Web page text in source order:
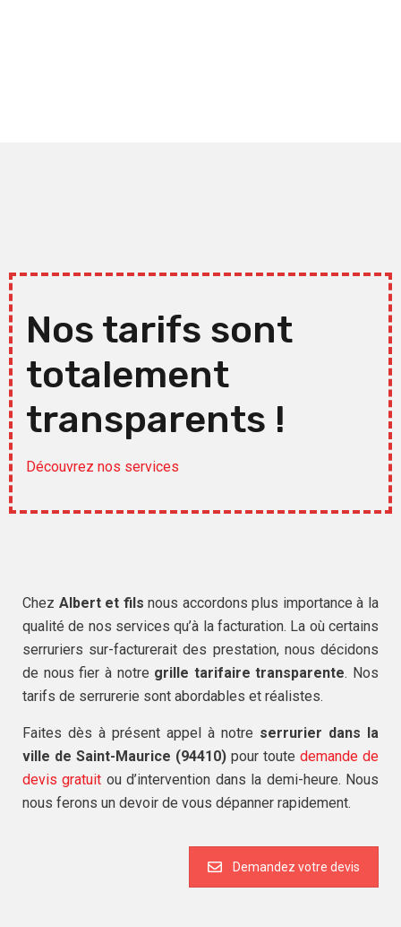
Nos tarifs sont
totalement
transparents !
Découvrez nos services
Chez Albert et fils nous accordons plus importance à la
qualité de nos services qu’à la facturation. La où certains
serruriers sur-facturerait des prestation, nous décidons
de nous fier à notre grille tarifaire transparente. Nos
tarifs de serrurerie sont abordables et réalistes.
Faites dès à présent appel à notre serrurier dans la
ville de Saint-Maurice (94410) pour toute demande de
devis gratuit ou d’intervention dans la demi-heure. Nous
nous ferons un devoir de vous dépanner rapidement.
Demandez votre devis